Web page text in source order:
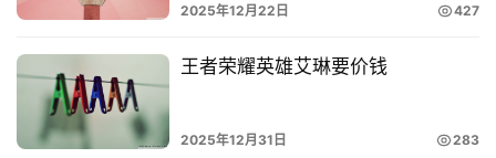
2025年12月22日 427
王者荣耀英雄艾琳要价钱
2025年12月31日 283